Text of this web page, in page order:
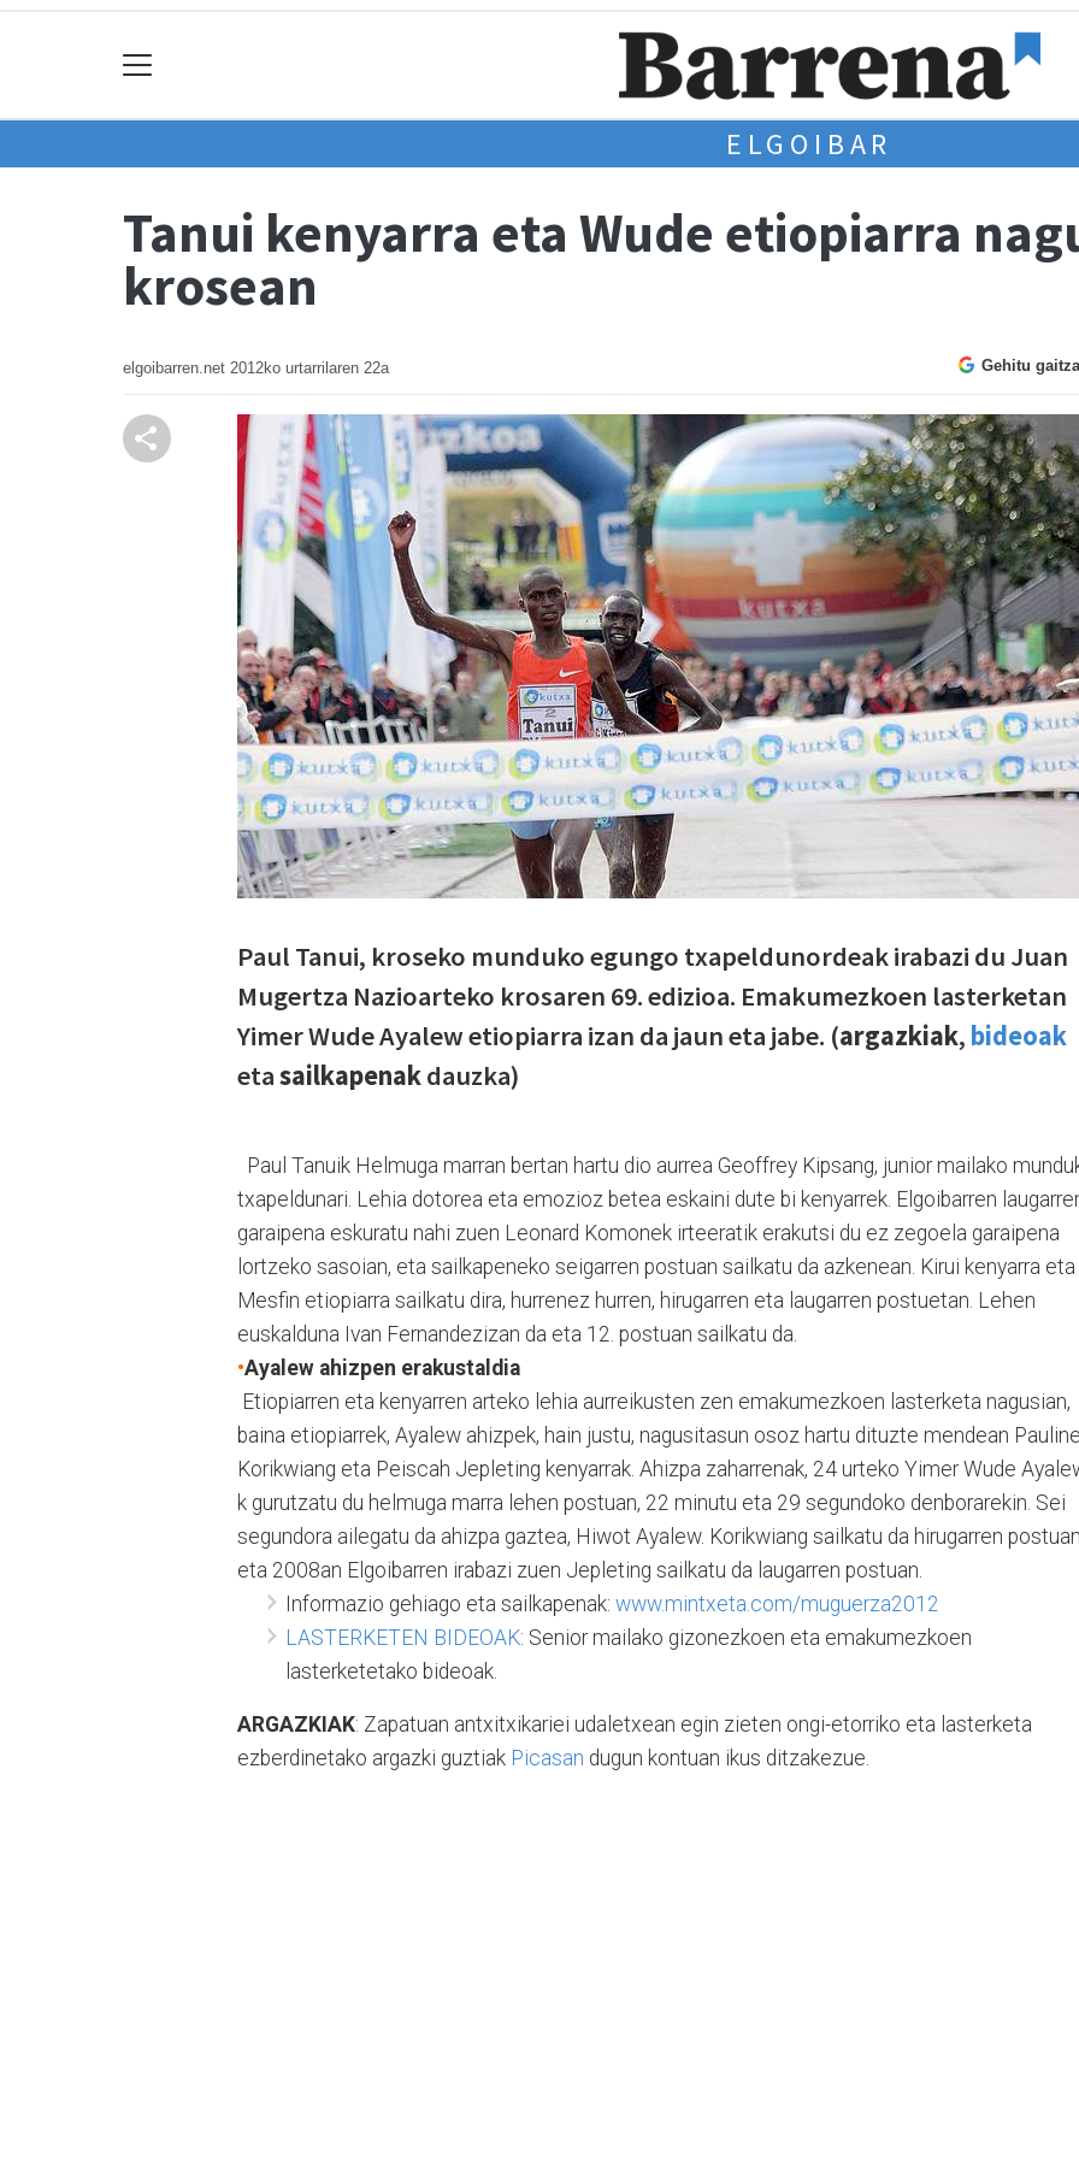
ELGOIBAR
Tanui kenyarra eta Wude etiopiarra
krosean
elgoibarren.net 2012ko urtarrilaren 22a Gehitu
Paul Tanui, kroseko munduko egungo txapeldunordeak irabazi du Juan
Mugertza Nazioarteko krosaren 69. edizioa. Emakumezkoen lasterketan
Yimer Wude Ayalew etiopiarra izan da jaun eta jabe. (argazkiak, bideoak
etasailkapenakdauzka)
Paul Tanuik Helmuga marran bertan hartu dio aurrea Geoffrey Kipsang, junior mailako
txapeldunari. Lehia dotorea eta emozioz betea eskaini dute bi kenyarrek. Elgoibarren
garaipena eskuratu nahi zuen Leonard Komonek irteeratik erakutsi du ez zegoela garaipena
lortzeko sasoian, eta sailkapeneko seigarren postuan sailkatu da azkenean. Kirui kenyarra eta
Mesfin etiopiarra sailkatu dira, hurrenez hurren, hirugarren eta laugarren postuetan. Lehen
euskalduna Ivan Fernandezizan da eta 12. postuan sailkatu da.
•Ayalew ahizpen erakustaldia
Etiopiarren eta kenyarren arteko lehia aurreikusten zen emakumezkoen lasterketa nagusian,
baina etiopiarrek, Ayalew ahizpek, hain justu, nagusitasun osoz hartu dituzte mendean Pauline
Korikwiang eta Peiscah Jepleting kenyarrak. Ahizpa zaharrenak, 24 urteko Yimer Wude
k gurutzatu du helmuga marra lehen postuan, 22 minutu eta 29 segundoko denborarekin. Sei
segundora ailegatu da ahizpa gaztea, Hiwot Ayalew. Korikwiang sailkatu da hirugarren postuan
eta 2008an Elgoibarren irabazi zuen Jepleting sailkatu da laugarren postuan.
Informazio gehiago eta sailkapenak: www.mintxeta.com/muguerza2012
LASTERKETEN BIDEOAK: Senior mailako gizonezkoen eta emakumezkoen
lasterketetako bideoak.
ARGAZKIAK: Zapatuan antxitxikariei udaletxean egin zieten ongi-etorriko eta lasterketa
ezberdinetako argazki guztiak Picasan dugun kontuan ikus ditzakezue.